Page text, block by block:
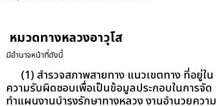
หมวดทางหลวงอาวุโส
มีอำนาจหน้าที่ดังนี้
(1) สำรวจสภาพสายทาง แนวเขตทาง ที่อยู่ใน
ความรับผิดชอบเพื่อเป็นข้อมูลประกอบในการจัด
ทำแผนงานบำรุงรักษาทางหลวง งานอำนวยความ